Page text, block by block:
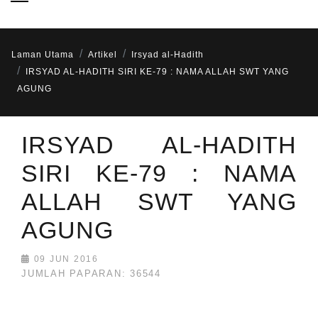
Laman Utama Artikel
Irsyad al-Hadith
IRSYAD AL-HADITH SIRI KE-79 : NAMA ALLAH SWT YANG
AGUNG
IRSYAD AL-HADITH
SIRI KE-79 : NAMA
ALLAH SWT YANG
AGUNG
09 JUN 2016
JUMLAH PAPARAN: 36544